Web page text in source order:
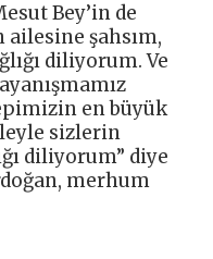
Bey’in de
ailesine şahsım,
diliyorum. Ve
en büyük
sizlerin
diliyorum” diye
merhum